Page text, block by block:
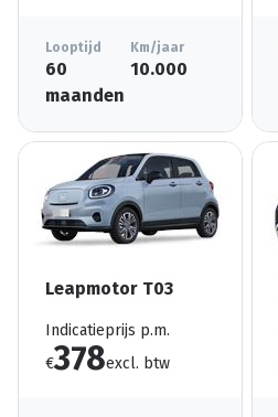
Looptijd
60
maanden
Km/jaar
10.000
Leapmotor T03
Indicatieprijs p.m.
€378excl. btw